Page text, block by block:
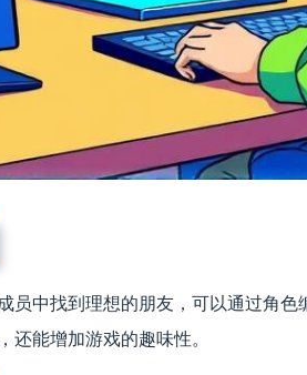
员中找到理想的朋友，可以通过角
还能增加游戏的趣味性。